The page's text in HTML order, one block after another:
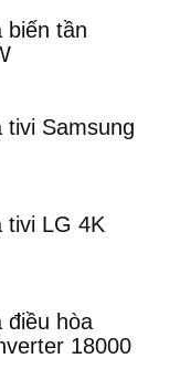
biến tần
Samsung
tivi LG 4K
điều hòa
18000